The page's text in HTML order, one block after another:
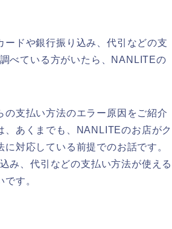
ドや銀行振り込み、代引などの支
べている方がいたら、NANLITEの
支払い方法のエラー原因をご紹介
、あくまでも、NANLITEのお店がク
対応している前提でのお話です。
み、代引などの支払い方法が使える
す。